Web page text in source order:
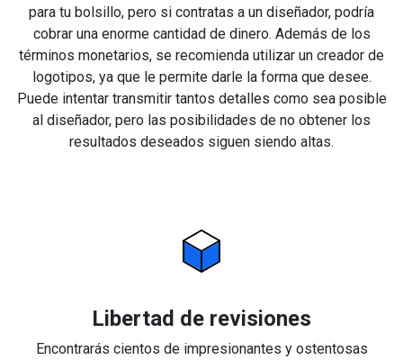
para tu bolsillo, pero si contratas a un diseñador, podría
cobrar una enorme cantidad de dinero. Además de los
términos monetarios, se recomienda utilizar un creador de
logotipos, ya que le permite darle la forma que desee.
Puede intentar transmitir tantos detalles como sea posible
al diseñador, pero las posibilidades de no obtener los
resultados deseados siguen siendo altas.
Libertad de revisiones
Encontrarás cientos de impresionantes y ostentosas